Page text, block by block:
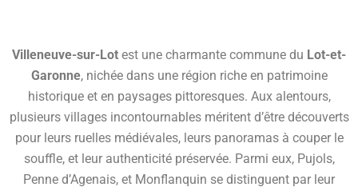
Villeneuve-sur-Lot est une charmante commune du Lot-et-
Garonne, nichée dans une région riche en patrimoine
historique et en paysages pittoresques. Aux alentours,
plusieurs villages incontournables méritent d’être découverts
pour leurs ruelles médiévales, leurs panoramas à couper le
souffle, et leur authenticité préservée. Parmi eux, Pujols,
Penne d’Agenais, et Monflanquin se distinguent par leur